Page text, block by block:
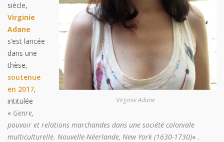
Virginie Adane
siècle,
Virginie
Adane
s’est lancée
dans une
thèse,
soutenue
en 2017,
intitulée
« Genre,
pouvoir et relations marchandes dans une société coloniale
multiculturelle. Nouvelle-Néerlande, New York (1630-1730)« .